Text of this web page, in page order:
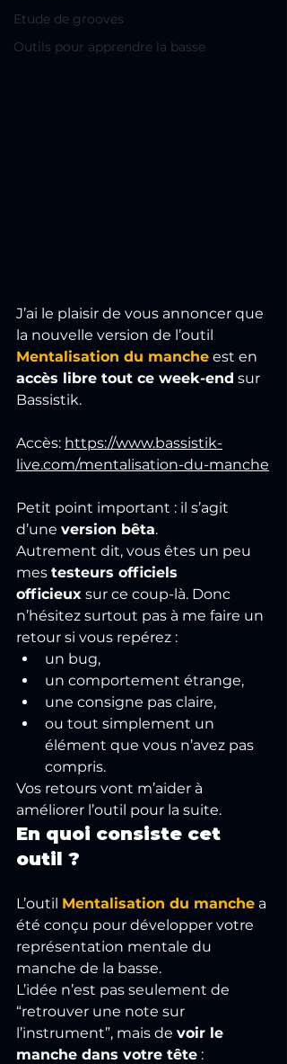
Etude de grooves
Outils pour apprendre la basse
J’ai le plaisir de vous annoncer que
la nouvelle version de l’outil
Mentalisation du manche est en
accès libre tout ce week-end sur
Bassistik.
Accès: https://www.bassistik-
live.com/mentalisation-du-manche
Petit point important : il s’agit
d’une version bêta.
Autrement dit, vous êtes un peu
mes testeurs officiels
officieux sur ce coup-là. Donc
n’hésitez surtout pas à me faire un
retour si vous repérez :
un bug,
un comportement étrange,
une consigne pas claire,
ou tout simplement un
élément que vous n’avez pas
compris.
Vos retours vont m’aider à
améliorer l’outil pour la suite.
En quoi consiste cet
outil ?
L’outil Mentalisation du manche a
été conçu pour développer votre
représentation mentale du
manche de la basse.
L’idée n’est pas seulement de
“retrouver une note sur
l’instrument”, mais de voir le
manche dans votre tête :